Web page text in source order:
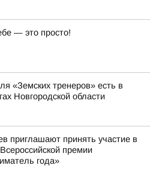
— это просто!
«Земских тренеров» есть в
Новгородской области
приглашают принять участие в
премии
года»